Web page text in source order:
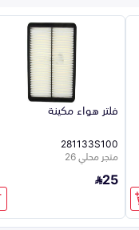
فلتر هواء مكينة
281133S100
متجر محلي 26
25